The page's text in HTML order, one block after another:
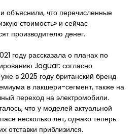
объяснили, что перечисленные
стоимость» и сейчас
производителю денег.
году рассказала о планах по
Jaguar: согласно
уже в 2025 году британский бренд
в лакшери-сегмент, также на
переход на электромобили.
что у моделей актуальной
несколько лет, однако теперь
отставки приблизился.